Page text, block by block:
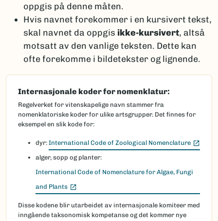
oppgis på denne måten.
Hvis navnet forekommer i en kursivert tekst,
skal navnet da oppgis ikke-kursivert, altså
motsatt av den vanlige teksten. Dette kan
ofte forekomme i bildetekster og lignende.
Internasjonale koder for nomenklatur:
Regelverket for vitenskapelige navn stammer fra
nomenklatoriske koder for ulike artsgrupper. Det finnes for
eksempel en slik kode for:
dyr: International Code of Zoological Nomenclature
alger, sopp og planter:
International Code of Nomenclature for Algae, Fungi
and Plants
(Ekstern lenke)
Disse kodene blir utarbeidet av internasjonale komiteer med
inngående taksonomisk kompetanse og det kommer nye